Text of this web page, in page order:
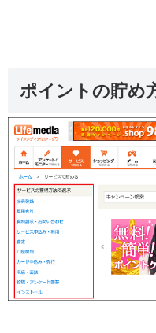
ポイントの貯め